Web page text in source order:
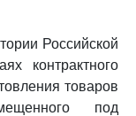
Российской
контрактного
товаров
под